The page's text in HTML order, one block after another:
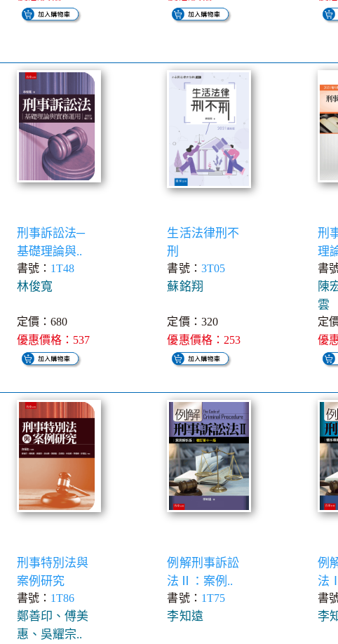
刑事訴訟法─
基礎理論與..
書號： 1T48
林俊寬
定價：680
優惠價格：537
生活法律刑不
刑
書號： 3T05
蘇銘翔
定價：320
優惠價格：253
刑
理
書
陳
雲
定
優
刑事特別法與
案例研究
書號： 1T86
鄭善印、傅美
惠、吳耀宗..
例解刑事訴訟
法Ⅱ：案例..
書號： 1T75
李知遠
例
法
書
李